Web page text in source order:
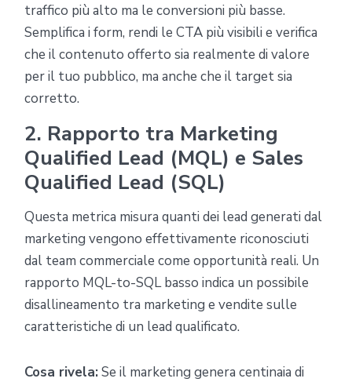
traffico più alto ma le conversioni più basse.
Semplifica i form, rendi le CTA più visibili e verifica
che il contenuto offerto sia realmente di valore
per il tuo pubblico, ma anche che il target sia
corretto.
2. Rapporto tra Marketing
Qualified Lead (MQL) e Sales
Qualified Lead (SQL)
Questa metrica misura quanti dei lead generati dal
marketing vengono effettivamente riconosciuti
dal team commerciale come opportunità reali. Un
rapporto MQL-to-SQL basso indica un possibile
disallineamento tra marketing e vendite sulle
caratteristiche di un lead qualificato.
Cosa rivela:Se il marketing genera centinaia di